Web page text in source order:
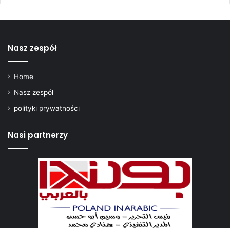
Nasz zespół
Home
Nasz zespół
polityki prywatności
Nasi partnerzy